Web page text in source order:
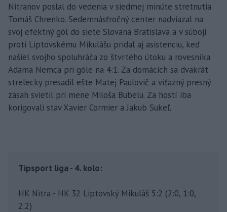
Nitranov poslal do vedenia v siedmej minúte stretnutia
Tomáš Chrenko. Sedemnásťročný center nadviazal na
svoj efektný gól do siete Slovana Bratislava a v súboji
proti Liptovskému Mikulášu pridal aj asistenciu, keď
našiel svojho spoluhráča zo štvrtého útoku a rovesníka
Adama Nemca pri góle na 4:1. Za domácich sa dvakrát
strelecky presadil ešte Matej Paulovič a víťazný presný
zásah svietil pri mene Miloša Bubelu. Za hostí iba
korigovali stav Xavier Cormier a Jakub Sukeľ.
Tipsport liga - 4. kolo:
HK Nitra - HK 32 Liptovský Mikuláš 5:2 (2:0, 1:0,
2:2)